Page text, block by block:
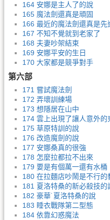
164 安娜是主人了的說
165 魔法劍還真是頑固
166 最近的魔法劍還真是先
167 不知不覺就到老家了
168 夫妻吵架結束
169 安娜平安的生日
170 大家都是競爭對手
第六部
171 嘗試魔法劍
172 弄壞訓練場
173 想隱居在山中
174 雲上出現了讓人意外的
175 草原特訓的說
176 改造魔劍的說
177 安娜桑真的很強
178 怎麼拉都拉不出來
179 要是有個萬一還有水桶
180 在拉麵店吵鬧是不行的
181 夏洛特桑的新必殺技的
182 豪華˙夏洛特桑的說
183 睡衣戰隊第二型態
184 依靠幻惑魔法